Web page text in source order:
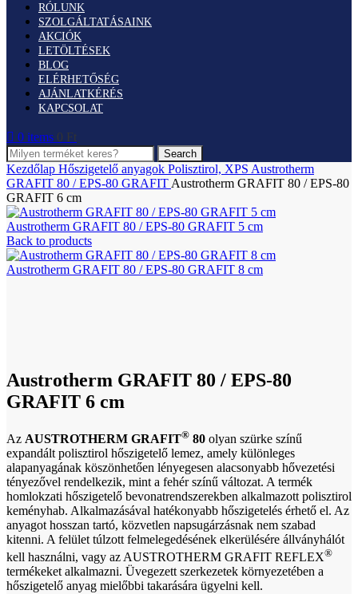
RÓLUNK
SZOLGÁLTATÁSAINK
AKCIÓK
LETÖLTÉSEK
BLOG
ELÉRHETŐSÉG
AJÁNLATKÉRÉS
KAPCSOLAT
0 items 0 Ft
Search
Kezdőlap Hőszigetelő anyagok Polisztirol, XPS Austrotherm
GRAFIT 80 / EPS-80 GRAFIT Austrotherm GRAFIT 80 / EPS-80
GRAFIT 6 cm
Austrotherm GRAFIT 80 / EPS-80 GRAFIT 5 cm
Back to products
Austrotherm GRAFIT 80 / EPS-80 GRAFIT 8 cm
Austrotherm GRAFIT 80 / EPS-80
GRAFIT 6 cm
Az AUSTROTHERM GRAFIT® 80 olyan szürke színű
expandált polisztirol hőszigetelő lemez, amely különleges
alapanyagának köszönhetően lényegesen alacsonyabb hővezetési
tényezővel rendelkezik, mint a fehér színű változat. A termék
homlokzati hőszigetelő bevonatrendszerekben alkalmazott polisztirol
keményhab. Alkalmazásával hatékonyabb hőszigetelés érhető el. Az
anyagot hosszan tartó, közvetlen napsugárzásnak nem szabad
kitenni. A felület túlzott felmelegedésének elkerülésére állványhálót
kell használni, vagy az AUSTROTHERM GRAFIT REFLEX®
termékeket alkalmazni. Üvegezett szerkezetek környezetében a
hőszigetelő anyag mielőbbi takarására ügyelni kell.